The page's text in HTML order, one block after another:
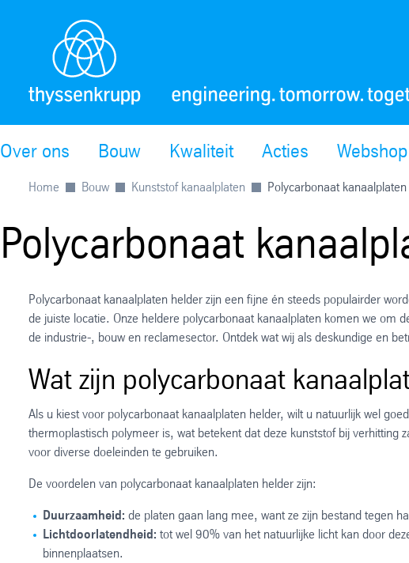
Over ons Bouw Kwaliteit Acties Webshop
Home Bouw Kunststof kanaalplaten Polycarbonaat
Polycarbonaat
Polycarbonaat kanaalplaten helder zijn een fijne én steeds populairder
de juiste locatie. Onze heldere polycarbonaat kanaalplaten komen we om
de industrie-, bouw en reclamesector. Ontdek wat wij als deskundige en
Wat zijn polycarbonaat
Als u kiest voor polycarbonaat kanaalplaten helder, wilt u natuurlijk wel
thermoplastisch polymeer is, wat betekent dat deze kunststof bij
voor diverse doeleinden te gebruiken.
De voordelen van polycarbonaat kanaalplaten helder zijn:
Duurzaamheid: de platen gaan lang mee, want ze zijn bestand tegen
Lichtdoorlatendheid: tot wel 90% van het natuurlijke licht kan door
binnenplaatsen.